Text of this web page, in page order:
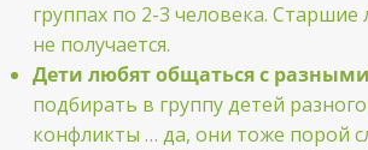
группах по 2-3 человека.
не получается.
Дети любят общаться с
подбирать в группу детей
конфликты … да, они тоже порой